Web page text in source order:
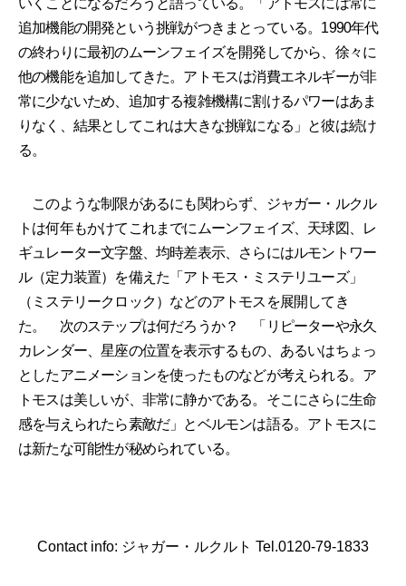
追加機能の開発という挑戦がつきまとっている。1990年代
の終わりに最初のムーンフェイズを開発してから、徐々に
他の機能を追加してきた。アトモスは消費エネルギーが非
常に少ないため、追加する複雑機構に割けるパワーはあま
りなく、結果としてこれは大きな挑戦になる」と彼は続け
る。
このような制限があるにも関わらず、ジャガー・ルクル
トは何年もかけてこれまでにムーンフェイズ、天球図、レ
ギュレーター文字盤、均時差表示、さらにはルモントワー
ル（定力装置）を備えた「アトモス・ミステリユーズ」
（ミステリークロック）などのアトモスを展開してき
た。 次のステップは何だろうか？ 「リピーターや永久
カレンダー、星座の位置を表示するもの、あるいはちょっ
としたアニメーションを使ったものなどが考えられる。ア
トモスは美しいが、非常に静かである。そこにさらに生命
感を与えられたら素敵だ」とベルモンは語る。アトモスに
は新たな可能性が秘められている。
Contact info: ジャガー・ルクルト Tel.0120-79-1833